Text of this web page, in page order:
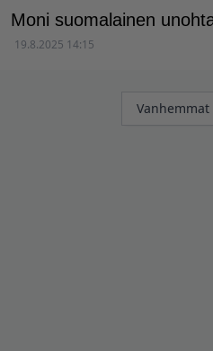
Moni suomalainen
19.8.2025 14:15
Artikkelien